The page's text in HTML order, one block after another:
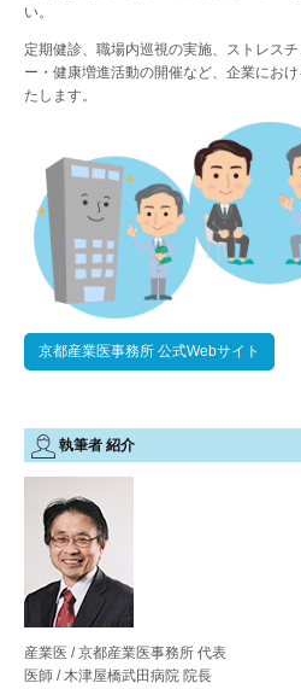
い。
定期健診、職場内巡視の実施、ストレス
ー・健康増進活動の開催など、企業にお
たします。
京都産業医事務所 公式Webサイト
執筆者 紹介
産業医 / 京都産業医事務所 代表
医師 / 木津屋橋武田病院 院長